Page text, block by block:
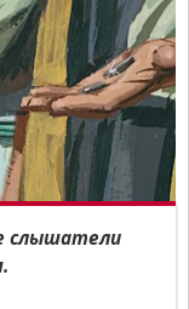
слышатели